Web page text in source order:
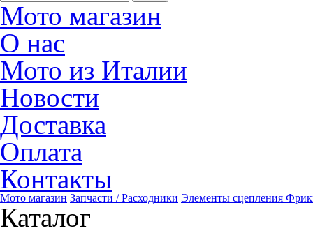
Мото магазин
О нас
Мото из Италии
Новости
Доставка
Оплата
Контакты
Мото магазин Запчасти / Расходники Элементы сцепления
Каталог